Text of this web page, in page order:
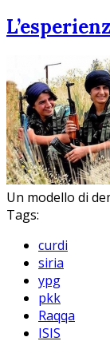
Un modello di
Tags:
curdi
siria
ypg
pkk
Raqqa
ISIS